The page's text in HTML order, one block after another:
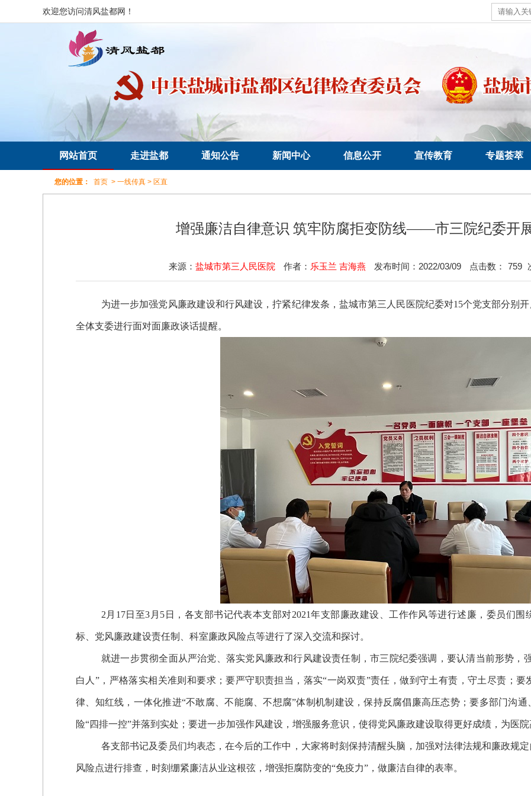
欢迎您访问清风盐都网！
网站首页 走进盐都 通知公告 新闻中心 信息公开 宣传教育 专题荟萃
您的位置： 首页 > 一线传真 > 区直
增强廉洁自律意识 筑牢防腐拒变防线——市三院纪委开
来源： 盐城市第三人民医院 作者： 乐玉兰 吉海燕 发布时间：2022/03/09 点击数： 759
为进一步加强党风廉政建设和行风建设，拧紧纪律发条，盐城市第三人民医院纪委对15个党支部分别
全体支委进行面对面廉政谈话提醒。
2 月17日至3月5日，各支部书记代表本支部对2021年支部廉政建设、工作作风等进行述廉，委员们围
标、党风廉政建设责任制、科室廉政风险点等进行了深入交流和探讨。
就进一步贯彻全面从严治党、落实党风廉政和行风建设责任制，市三院纪委强调， 要认清当前形势，
白人”，严格落实相关准则和要求；要严守职责担当 ， 落实“一岗双责”责任，做到守土有责，守土尽责；
律、知红线，一体化推进“不敢腐、不能腐、不想腐”体制机制建设，保持反腐倡廉高压态势；要多部门沟
险“四排一控”并落到实处；要进一步加强作风建设，增强服务意识，使得党风廉政建设取得更好成绩，为医院
各支部书记及委员们均表态，在今后的工作中，大家将时刻保持清醒头脑，加强对法律法规和廉政规
风险点进行排查，时刻绷紧廉洁从业这根弦，增强拒腐防变的“免疫力”，做廉洁自律的表率。